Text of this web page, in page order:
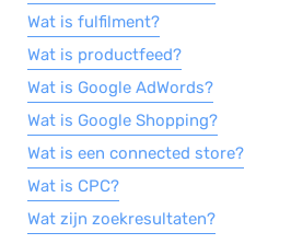
Wat is fulfilment?
Wat is productfeed?
Wat is Google AdWords?
Wat is Google Shopping?
Wat is een connected store?
Wat is CPC?
Wat zijn zoekresultaten?